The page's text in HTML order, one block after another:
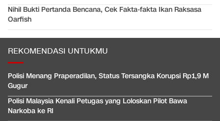
Nihil Bukti Pertanda Bencana, Cek Fakta-fakta Ikan Raksasa
Oarfish
REKOMENDASI UNTUKMU
Polisi Menang Praperadilan, Status Tersangka Korupsi Rp1,9 M
Gugur
Polisi Malaysia Kenali Petugas yang Loloskan Pilot Bawa
Narkoba ke RI